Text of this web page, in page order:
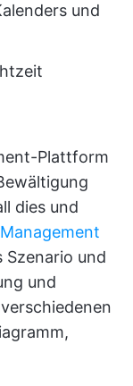
und
Plattform
dies und
Szenario und
und